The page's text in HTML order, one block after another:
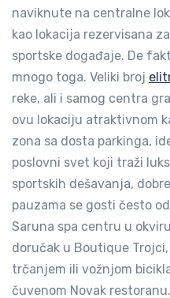
naviknute na centralne
kao lokacija rezervisana
sportske događaje. De
mnogo toga. Veliki broj
reke, ali i samog centra
ovu lokaciju atraktivnom
zona sa dosta parkinga,
poslovni svet koji traži
sportskih dešavanja,
pauzama se gosti često
Saruna spa centru u
doručak u Boutique
trčanjem ili vožnjom
čuvenom Novak